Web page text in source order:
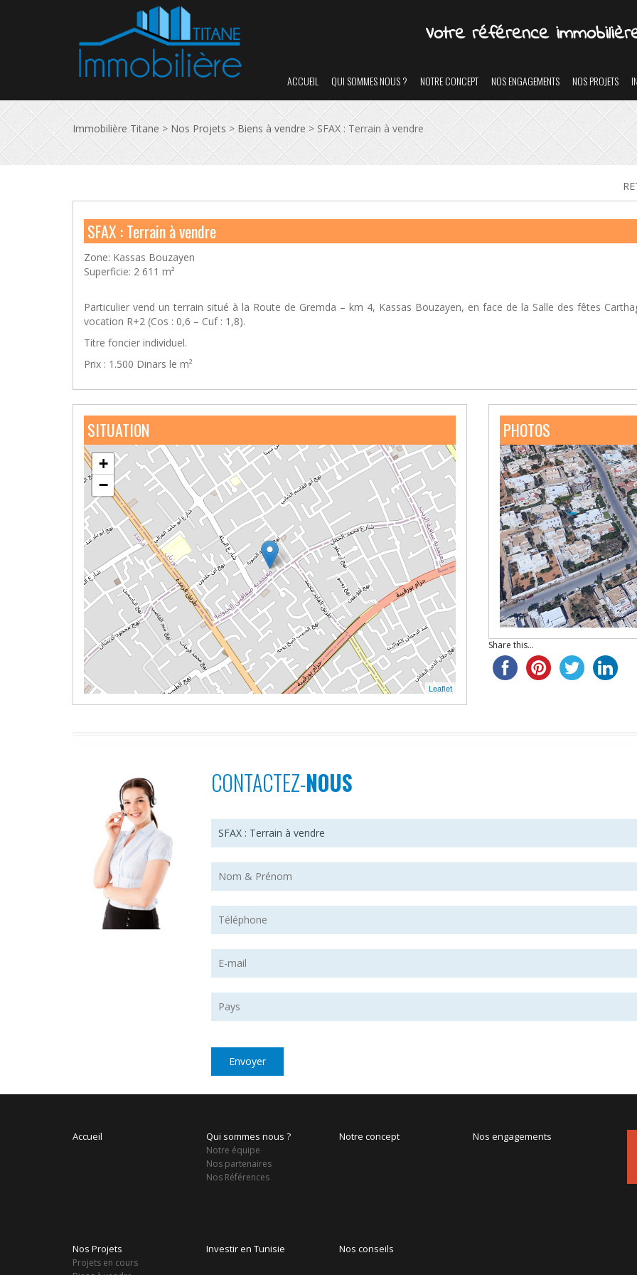
Votre référence
ACCUEIL QUI SOMMES NOUS ? NOTRE CONCEPT NOS ENGAGEMENTS NOS PROJETS
Immobilière Titane >Nos Projets>Biens à vendre> SFAX : Terrain à vendre
SFAX : Terrain à vendre
Zone: Kassas Bouzayen
Superficie: 2 611 m²
Particulier vend un terrain situé à la Route de Gremda – km 4, Kassas Bouzayen, en face de la Salle des fêtes
vocation R+2 (Cos : 0,6 – Cuf : 1,8).
Titre foncier individuel.
Prix : 1.500 Dinars le m²
SITUATION
+
−
Leaflet
PHOTOS
Share this...
CONTACTEZ-NOUS
Accueil Qui sommes nous ?
Notre équipe
Nos partenaires
Nos Références
Notre concept Nos engagements
Nos Projets
Projets en cours
Investir en Tunisie Nos conseils